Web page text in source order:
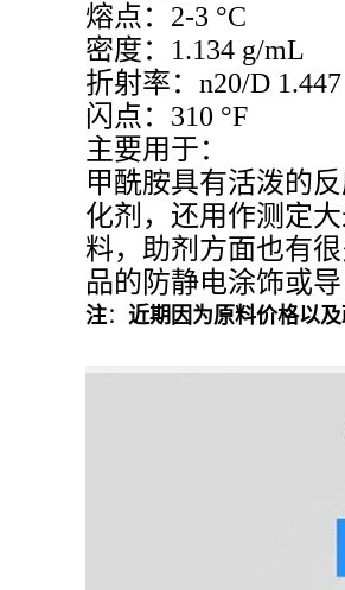
熔点： 2-3 °C
密度： 1.134 g/mL
折射率： n20/D 1.447
闪点： 310 °F
主要用于：
甲酰胺具有活泼的
化剂，还用作测定
料，助剂方面也有
品的防静电涂饰或导
注： 近期因为原料价格以